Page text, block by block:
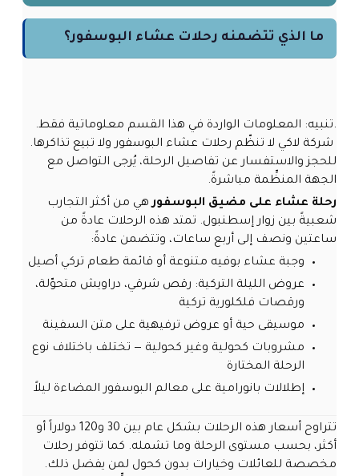
ما الذي تتضمنه رحلات عشاء البوسفور؟
.تنبيه: المعلومات الواردة في هذا القسم معلوماتية فقط.
شركة لاكي لا تنظّم رحلات عشاء البوسفور ولا تبيع تذاكرها.
للحجز والاستفسار عن تفاصيل الرحلة، يُرجى التواصل مع
الجهة المنظِّمة مباشرةً.
رحلة عشاء على مضيق البوسفورهي من أكثر التجارب
شعبيةً بين زوار إسطنبول. تمتد هذه الرحلات عادةً من
ساعتين ونصف إلى أربع ساعات، وتتضمن عادةً:
وجبة عشاء بوفيه متنوعة أو قائمة طعام تركي أصيل
عروض الليلة التركية: رقص شرقي، دراويش متحوّلة،
ورقصات فلكلورية تركية
موسيقى حية أو عروض ترفيهية على متن السفينة
مشروبات كحولية وغير كحولية — تختلف باختلاف نوع
الرحلة المختارة
إطلالات بانورامية على معالم البوسفور المضاءة ليلاً
تتراوح أسعار هذه الرحلات بشكل عام بين 30 و120 دولاراً أو
أكثر، بحسب مستوى الرحلة وما تشمله. كما تتوفر رحلات
مخصصة للعائلات وخيارات بدون كحول لمن يفضل ذلك.